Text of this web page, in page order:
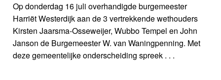
Op donderdag 16 juli overhandigde burgemeester
Harriët Westerdijk aan de 3 vertrekkende wethouders
Kirsten Jaarsma-Osseweijer, Wubbo Tempel en John
Janson de Burgemeester W. van Waningpenning. Met
deze gemeentelijke onderscheiding spreek . . .